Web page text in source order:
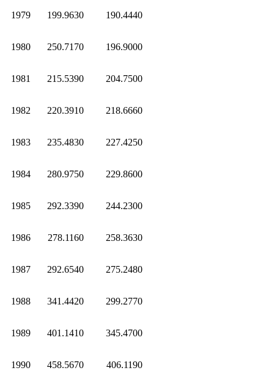
1979 199.9630 190.4440
1980 250.7170 196.9000
1981 215.5390 204.7500
1982 220.3910 218.6660
1983 235.4830 227.4250
1984 280.9750 229.8600
1985 292.3390 244.2300
1986 278.1160 258.3630
1987 292.6540 275.2480
1988 341.4420 299.2770
1989 401.1410 345.4700
1990 458.5670 406.1190